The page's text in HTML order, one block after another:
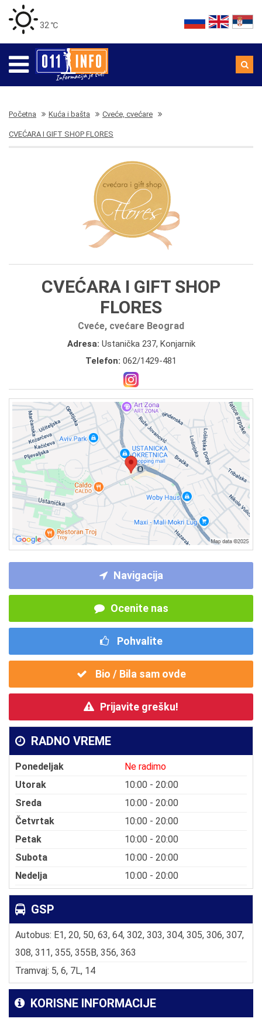
32 ℃
Početna Kuća i bašta Cveće, cvećare
CVEĆARA I GIFT SHOP FLORES
CVEĆARA I GIFT SHOP
FLORES
Cveće, cvećare Beograd
Adresa: Ustanička 237, Konjarnik
Telefon: 062/1429-481
Navigacija
Ocenite nas
Pohvalite
Bio / Bila sam ovde
Prijavite grešku!
RADNO VREME
Ponedeljak
Ne radimo
Utorak
10:00 - 20:00
Sreda
10:00 - 20:00
Četvrtak
10:00 - 20:00
Petak
10:00 - 20:00
Subota
10:00 - 20:00
Nedelja
10:00 - 20:00
GSP
Autobus: E1, 20, 50, 63, 64, 302, 303, 304, 305, 306, 307,
308, 311, 355, 355B, 356, 363
Tramvaj: 5, 6, 7L, 14
KORISNE INFORMACIJE